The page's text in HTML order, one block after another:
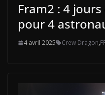
Fram2 : 4
pour 4
4 avril 2025 Crew Dragon,